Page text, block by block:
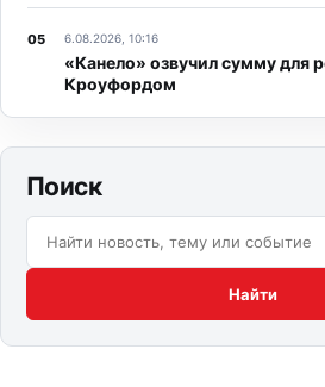
6.08.2026, 10:16
«Канело» озвучил сумму для
Кроуфордом
Поиск
Найти